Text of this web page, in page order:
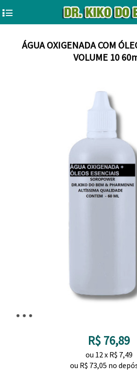
4
ÁGUA OXIGENADA COM
VOLUME 10
R$ 76,89
ou 12x R$ 7,49
ou R$ 73,05 no